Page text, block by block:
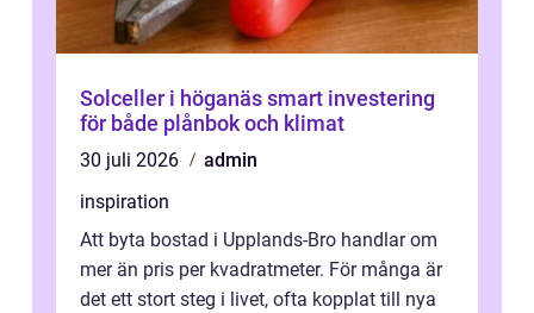
Solceller i höganäs smart investering
för både plånbok och klimat
30 juli 2026
admin
inspiration
Att byta bostad i Upplands-Bro handlar om
mer än pris per kvadratmeter. För många är
det ett stort steg i livet, ofta kopplat till nya